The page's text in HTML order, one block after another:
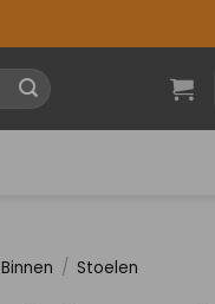
Binnen / Stoelen